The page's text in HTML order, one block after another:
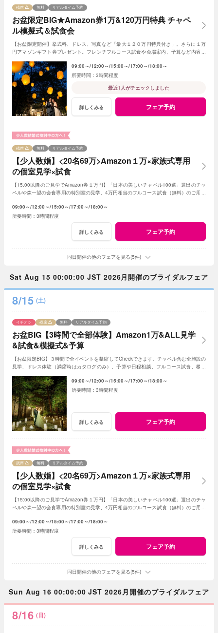
お盆限定BIG★Amazon券1万&120万円特典 チャペ
ル模擬式＆試食会
残席 無料 リアルタイム予約
【お盆限定開催】挙式料、ドレス、写真など「最大１２０万円特典付き」。さらに１万
円アマゾンギフト券プレゼント。フレンチフルコース試食や会場案内、予算など内容充
09:00～ 12:00～ 15:00～ 17:00～ 18:00～
3時間程度
最近1人がチェックしました
詳しくみる フェア予約
【少人数婚】<20名69万>Amazon１万×家族式専用
の個室見学×試食
残席 無料 リアルタイム予約
【15:00以降のご見学でAmazon券１万円】「日本の美しいチャペル100選」選出のチャ
ペルや森一望の会食専用の特別室の見学、4万円相当のフルコース試食（無料）のご用意
09:00～ 12:00～ 15:00～ 17:00～ 18:00～
3時間程度
詳しくみる フェア予約
同日開催の他のフェアを見る(5件)
Sat Aug 15 00:00:00 JST 2026月開催のブライダルフェア
8/15 (土)
お盆BIG【3時間で全部体験】Amazon1万&ALL見学
&試食&模擬式&予算
イチオシ 残席 無料 リアルタイム予約
【お盆限定BIG】３時間で全イベントを凝縮してCheckできます。チャペル含む全施設の
見学、ドレス体験（満席時はカタログのみ）、予算や日程相談、フルコース試食、模擬
09:00～ 12:00～ 15:00～ 17:00～ 18:00～
3時間程度
詳しくみる フェア予約
【少人数婚】<20名69万>Amazon１万×家族式専用
の個室見学×試食
残席 無料 リアルタイム予約
【15:00以降のご見学でAmazon券１万円】「日本の美しいチャペル100選」選出のチャ
ペルや森一望の会食専用の特別室の見学、4万円相当のフルコース試食（無料）のご用意
09:00～ 12:00～ 15:00～ 17:00～ 18:00～
3時間程度
詳しくみる フェア予約
同日開催の他のフェアを見る(5件)
Sun Aug 16 00:00:00 JST 2026月開催のブライダルフェア
8/16 (日)